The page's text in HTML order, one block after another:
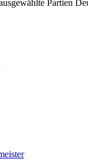
Partien